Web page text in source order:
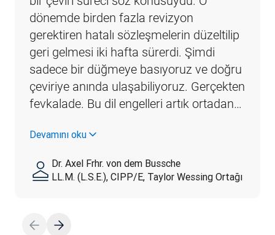
dönemde birden fazla revizyon
gerektiren hatalı sözleşmelerin düzeltilip
geri gelmesi iki hafta sürerdi. Şimdi
sadece bir düğmeye basıyoruz ve doğru
çeviriye anında ulaşabiliyoruz. Gerçekten
fevkalade. Bu dil engelleri artık ortadan…
Devamını oku
Dr. Axel Frhr. von dem Bussche
LL.M. (L.S.E.), CIPP/E, Taylor Wessing Ortağı